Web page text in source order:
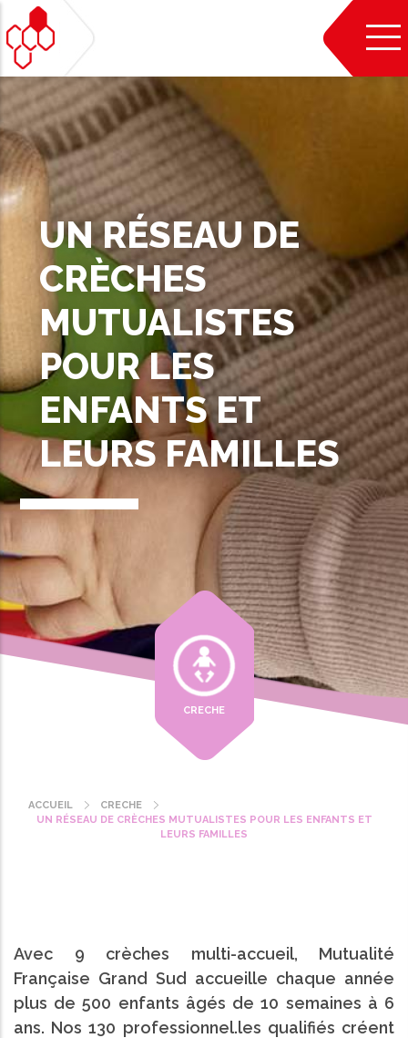
Aller
au
contenu
principal
UN RÉSEAU DE
CRÈCHES
MUTUALISTES
POUR LES
ENFANTS ET
LEURS FAMILLES
CRECHE
Fil
ACCUEIL
CRECHE
UN RÉSEAU DE CRÈCHES MUTUALISTES POUR LES ENFANTS ET
LEURS FAMILLES
Avec 9 crèches multi-accueil, Mutualité
Française Grand Sud accueille chaque année
plus de 500 enfants âgés de 10 semaines à 6
ans. Nos 130 professionnel.les qualifiés créent